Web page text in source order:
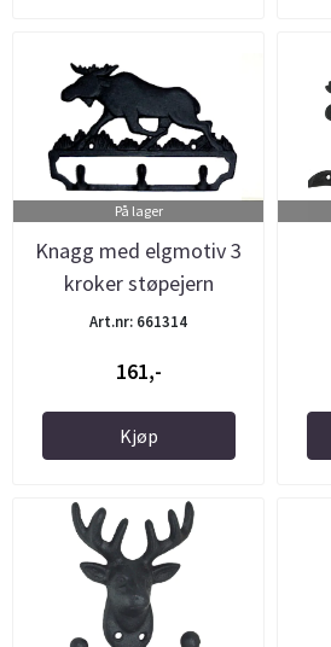
På lager
Knagg med elgmotiv 3
kroker støpejern
Art.nr: 661314
161,-
Kjøp